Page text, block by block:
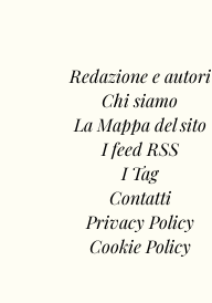
Redazione e autori
Chi siamo
La Mappa del sito
I feed RSS
I Tag
Contatti
Privacy Policy
Cookie Policy